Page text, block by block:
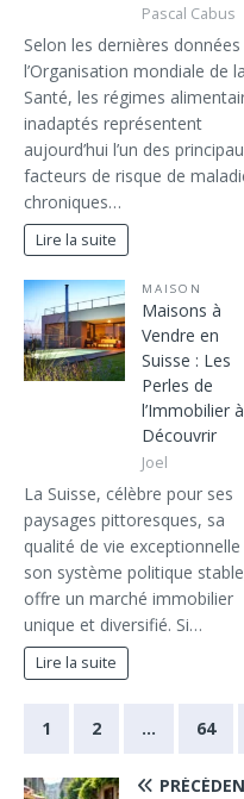
Pascal Cabus
Selon les dernières données
l’Organisation mondiale de la
Santé, les régimes
inadaptés représentent
aujourd’hui l’un des
facteurs de risque de
chroniques…
Lire la suite
MAISON
Maisons à
Vendre en
Suisse : Les
Perles de
l’Immobilier à
Découvrir
Joel
La Suisse, célèbre pour ses
paysages pittoresques, sa
qualité de vie
son système politique
offre un marché immobilier
unique et diversifié. Si…
Lire la suite
1 2 … 64